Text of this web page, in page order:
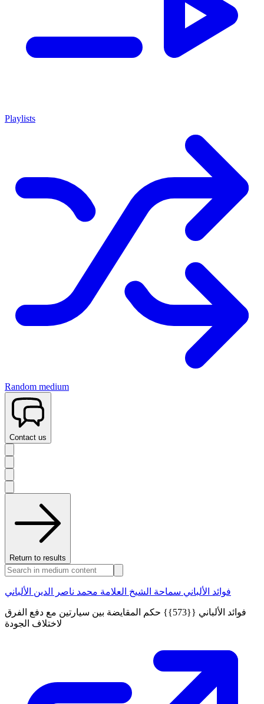
Playlists
Random medium
Contact us
Return to results
فوائد الألباني سماحة الشيخ العلامة محمد ناصر الدين الألباني
فوائد الألباني {{573}} حكم المقايضة بين سيارتين مع دفع الفرق
لاختلاف الجودة